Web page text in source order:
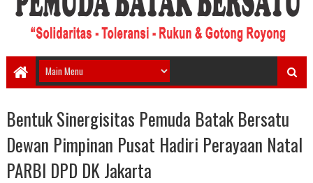
Bentuk Sinergisitas Pemuda Batak Bersatu
Dewan Pimpinan Pusat Hadiri Perayaan Natal
PARBI DPD DK Jakarta